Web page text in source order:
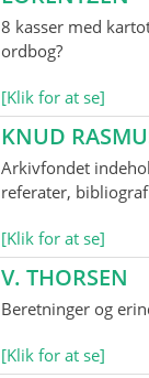
8 kasser med
ordbog?
[Klik for at se]
KNUD
Arkivfondet
referater,
[Klik for at se]
V. THORSEN
Beretninger og
[Klik for at se]